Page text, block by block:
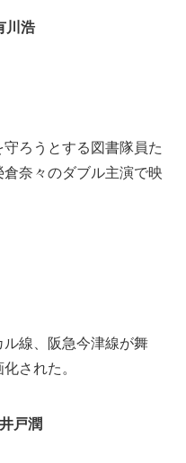
川浩
ろうとする図書隊員た
奈々のダブル主演で映
ル線、阪急今津線が舞
された。
戸潤